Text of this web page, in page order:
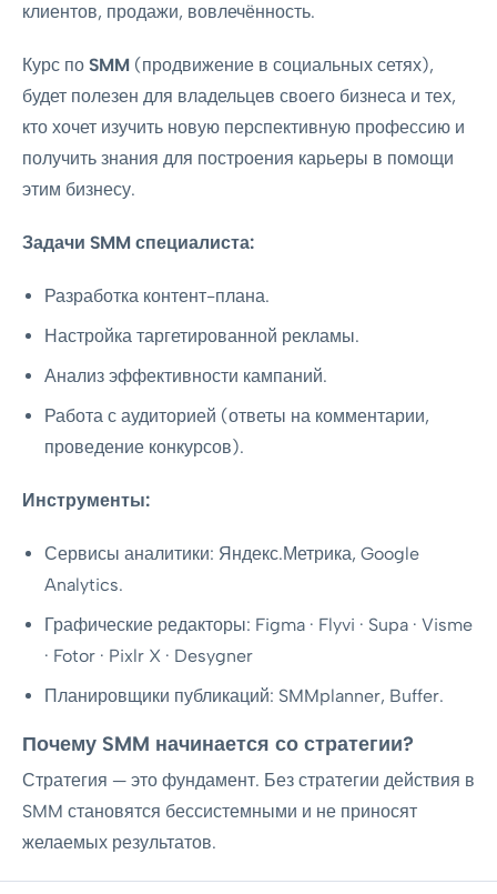
клиентов, продажи, вовлечённость.
Курс по SMM (продвижение в социальных сетях),
будет полезен для владельцев своего бизнеса и тех,
кто хочет изучить новую перспективную профессию и
получить знания для построения карьеры в помощи
этим бизнесу.
Задачи SMM специалиста:
Разработка контент-плана.
Настройка таргетированной рекламы.
Анализ эффективности кампаний.
Работа с аудиторией (ответы на комментарии,
проведение конкурсов).
Инструменты:
Сервисы аналитики: Яндекс.Метрика, Google
Analytics.
Графические редакторы: Figma · Flyvi · Supa · Visme
· Fotor · Pixlr X · Desygner
Планировщики публикаций: SMMplanner, Buffer.
Почему SMM начинается со стратегии?
Стратегия — это фундамент. Без стратегии действия в
SMM становятся бессистемными и не приносят
желаемых результатов.